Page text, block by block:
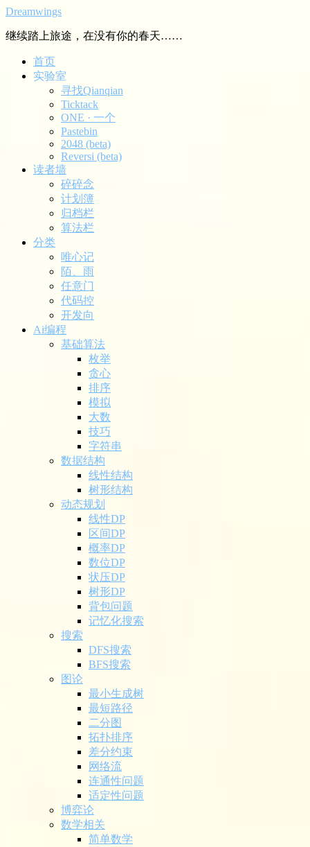
Dreamwings
继续踏上旅途，在没有你的春天……
首页
实验室
寻找Qianqian
Ticktack
ONE · 一个
Pastebin
2048 (beta)
Reversi (beta)
读者墙
碎碎念
计划簿
归档栏
算法栏
分类
唯心记
陌、雨
任意门
代码控
开发向
Ai编程
基础算法
枚举
贪心
排序
模拟
大数
技巧
字符串
数据结构
线性结构
树形结构
动态规划
线性DP
区间DP
概率DP
数位DP
状压DP
树形DP
背包问题
记忆化搜索
搜索
DFS搜索
BFS搜索
图论
最小生成树
最短路径
二分图
拓扑排序
差分约束
网络流
连通性问题
适定性问题
博弈论
数学相关
简单数学